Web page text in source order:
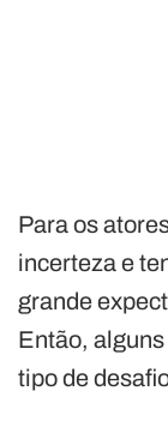
Para os
incerteza e
grande
Então,
tipo de